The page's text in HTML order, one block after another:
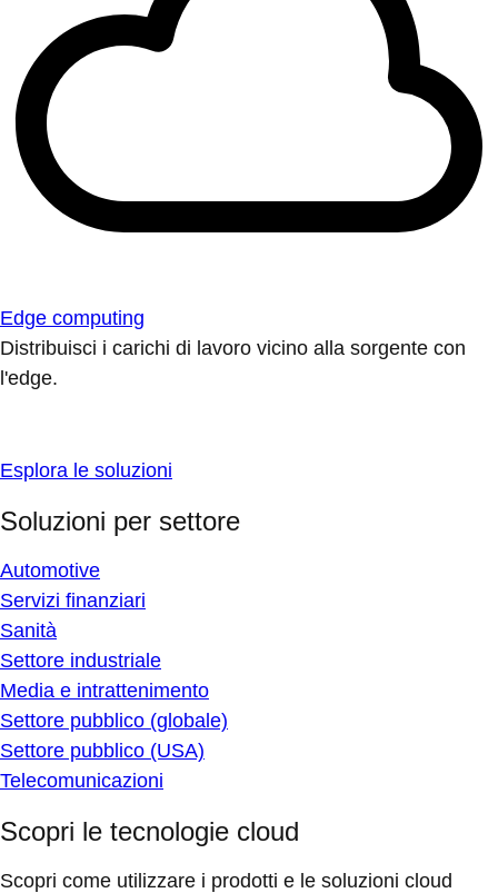
Edge computing
Distribuisci i carichi di lavoro vicino alla sorgente con
l'edge.
Esplora le soluzioni
Soluzioni per settore
Automotive
Servizi finanziari
Sanità
Settore industriale
Media e intrattenimento
Settore pubblico (globale)
Settore pubblico (USA)
Telecomunicazioni
Scopri le tecnologie cloud
Scopri come utilizzare i prodotti e le soluzioni cloud